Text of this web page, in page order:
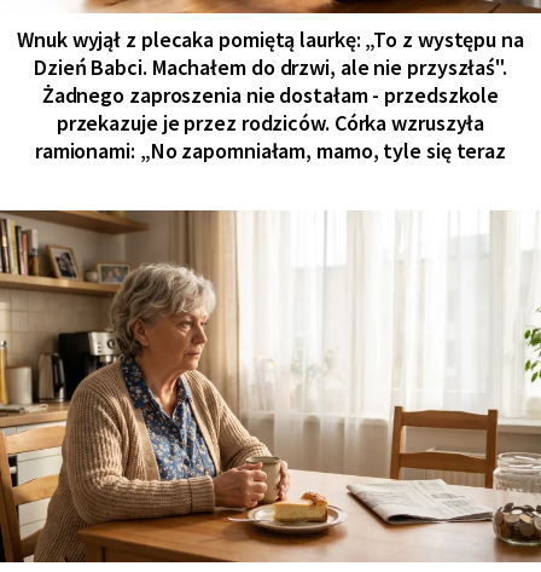
Wnuk wyjął z plecaka pomiętą laurkę: „To z występu na
Dzień Babci. Machałem do drzwi, ale nie przyszłaś".
Żadnego zaproszenia nie dostałam - przedszkole
przekazuje je przez rodziców. Córka wzruszyła
ramionami: „No zapomniałam, mamo, tyle się teraz